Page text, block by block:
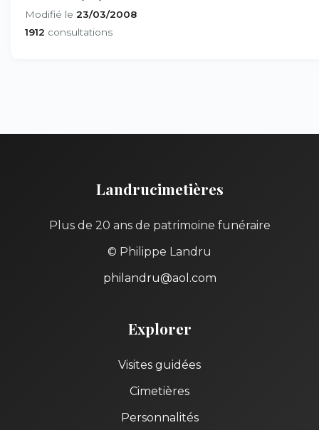
Modifié le 23/03/2008
1912 consultations
Landrucimetières
Plus de 20 ans de patrimoine funéraire
© Philippe Landru
philandru@aol.com
Explorer
Visites guidées
Cimetières
Personnalités